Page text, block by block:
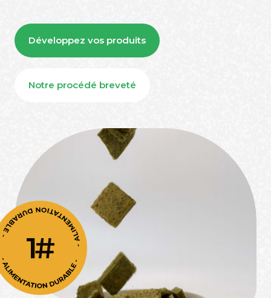
Développez vos produits
Notre procédé breveté